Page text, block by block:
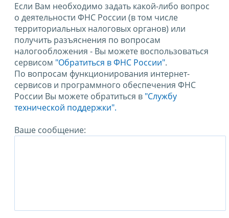
Если Вам необходимо задать какой-либо вопрос
о деятельности ФНС России (в том числе
территориальных налоговых органов) или
получить разъяснения по вопросам
налогообложения - Вы можете воспользоваться
сервисом "Обратиться в ФНС России".
По вопросам функционирования интернет-
сервисов и программного обеспечения ФНС
России Вы можете обратиться в "Службу
технической поддержки".
Ваше сообщение: